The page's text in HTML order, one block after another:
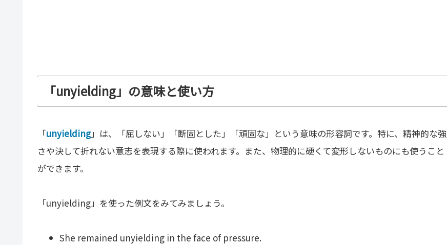
「unyielding」の意味と使い方
「unyielding」は、「屈しない」「断固とした」「頑固な」という意味の形容詞です。特に、精神的な強
さや決して折れない意志を表現する際に使われます。また、物理的に硬くて変形しないものにも使うこと
ができます。
「unyielding」を使った例文をみてみましょう。
She remained unyielding in the face of pressure.